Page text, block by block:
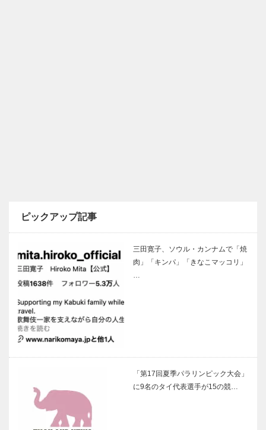
ピックアップ記事
三田寛子、ソウル・カンナムで「焼
肉」「キンパ」「きなこマッコリ」
…
「第17回夏季パラリンピック大会」
に9名のタイ代表選手が15の競…